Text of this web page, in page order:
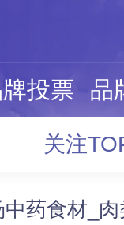
投票 品
关注